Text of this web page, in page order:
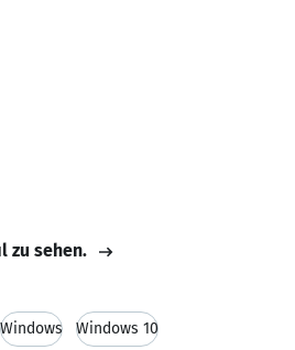
zu sehen.
Windows Windows 10